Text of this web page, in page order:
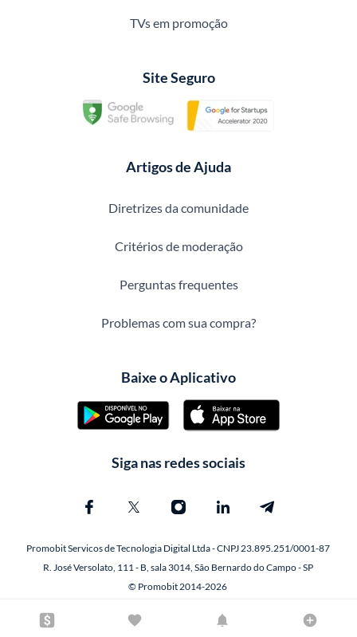
TVs em promoção
Site Seguro
Artigos de Ajuda
Diretrizes da comunidade
Critérios de moderação
Perguntas frequentes
Problemas com sua compra?
Baixe o Aplicativo
Siga nas redes sociais
Promobit Servicos de Tecnologia Digital Ltda - CNPJ 23.895.251/0001-87
R. José Versolato, 111 - B, sala 3014, São Bernardo do Campo - SP
© Promobit 2014-2026